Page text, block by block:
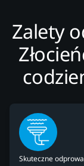
Zalety
Skuteczne